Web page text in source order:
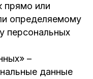
прямо или
определяемому
персональных
–
данные